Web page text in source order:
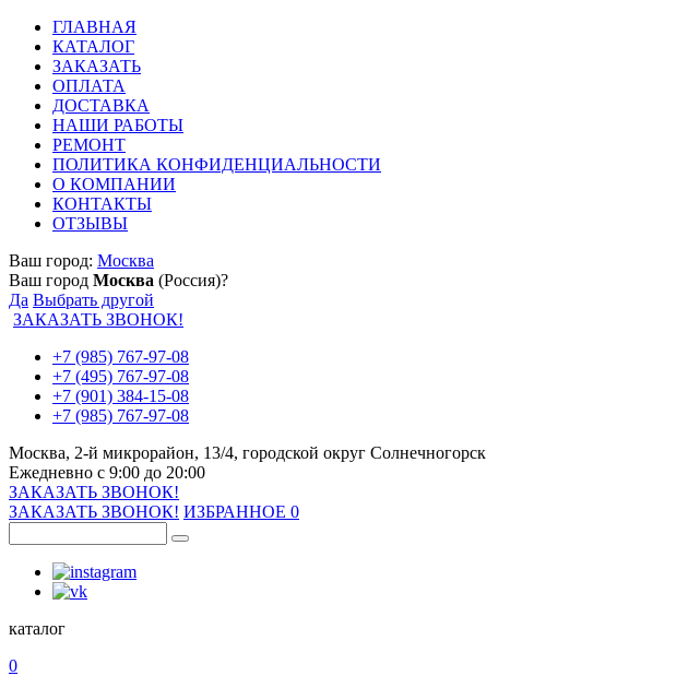
ГЛАВНАЯ
КАТАЛОГ
ЗАКАЗАТЬ
ОПЛАТА
ДОСТАВКА
НАШИ РАБОТЫ
РЕМОНТ
ПОЛИТИКА КОНФИДЕНЦИАЛЬНОСТИ
О КОМПАНИИ
КОНТАКТЫ
ОТЗЫВЫ
Ваш город: Москва
Ваш город Москва (Россия)?
Да Выбрать другой
ЗАКАЗАТЬ ЗВОНОК!
+7 (985) 767-97-08
+7 (495) 767-97-08
+7 (901) 384-15-08
+7 (985) 767-97-08
Москва, 2-й микрорайон, 13/4, городской округ Солнечногорск
Ежедневно с 9:00 до 20:00
ЗАКАЗАТЬ ЗВОНОК!
ЗАКАЗАТЬ ЗВОНОК! ИЗБРАННОЕ 0
каталог
0